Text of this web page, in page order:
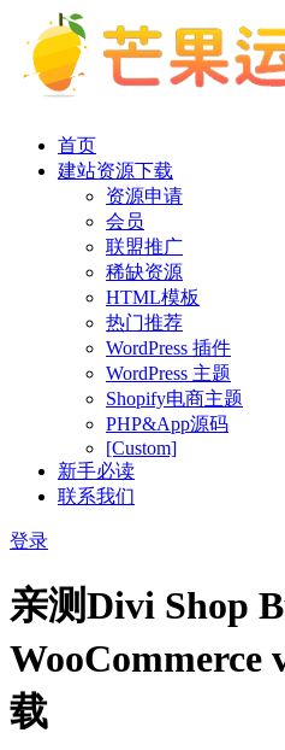
首页
建站资源下载
资源申请
会员
联盟推广
稀缺资源
HTML模板
热门推荐
WordPress 插件
WordPress 主题
Shopify电商主题
PHP&App源码
[Custom]
新手必读
联系我们
登录
亲测Divi Shop
WooCommerce
载